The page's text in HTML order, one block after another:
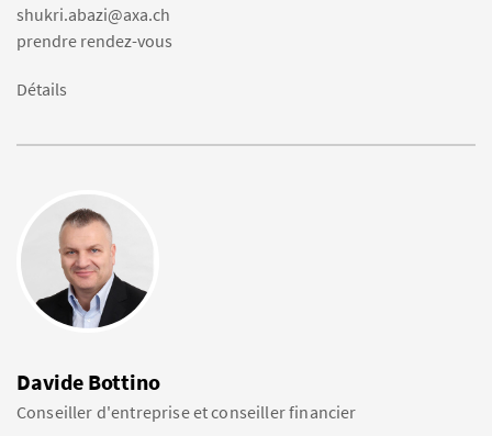
shukri.abazi@axa.ch
prendre rendez-vous
Détails
Davide Bottino
Conseiller d'entreprise et conseiller financier